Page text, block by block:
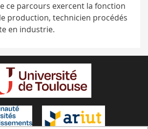
ce parcours exercent la fonction
production, technicien procédés
en industrie.